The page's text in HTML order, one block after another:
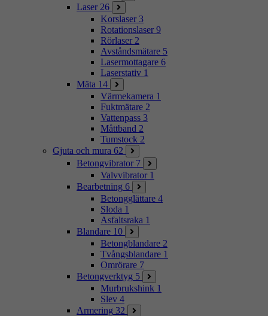
Laser 26
Korslaser 3
Rotationslaser 9
Rörlaser 2
Avståndsmätare 5
Lasermottagare 6
Laserstativ 1
Mäta 14
Värmekamera 1
Fuktmätare 2
Vattenpass 3
Måttband 2
Tumstock 2
Gjuta och mura 62
Betongvibrator 7
Valvvibrator 1
Bearbetning 6
Betongglättare 4
Sloda 1
Asfaltsraka 1
Blandare 10
Betongblandare 2
Tvångsblandare 1
Omrörare 7
Betongverktyg 5
Murbrukshink 1
Slev 4
Armering 32